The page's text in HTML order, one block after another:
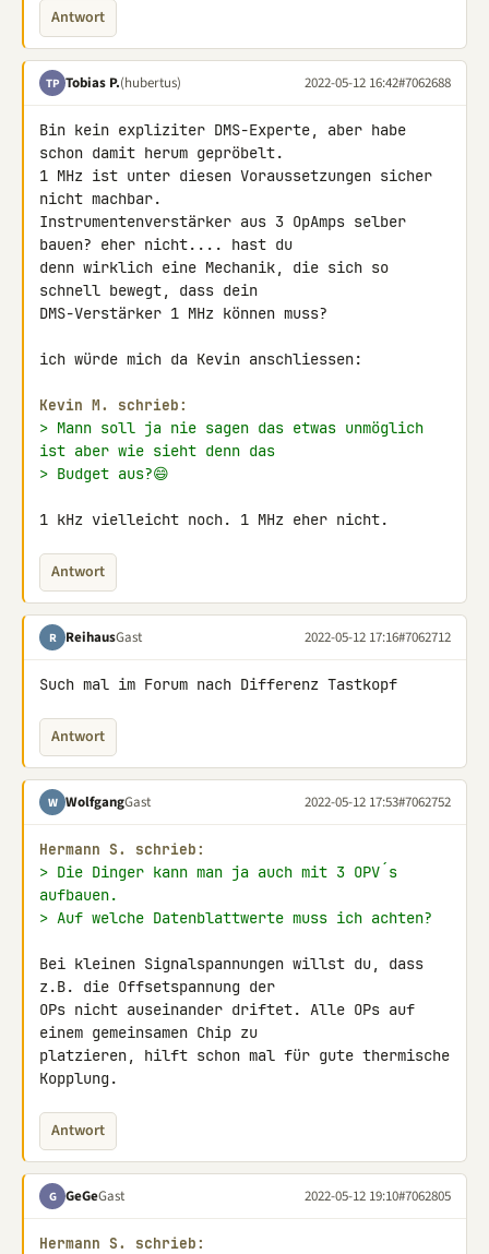
Antwort
TP Tobias P.(hubertus) 2022-05-12 16:42#7062688
Bin kein expliziter DMS-Experte, aber habe
schon damit herum gepröbelt.
1 MHz ist unter diesen Voraussetzungen sicher
nicht machbar.
Instrumentenverstärker aus 3 OpAmps selber
bauen? eher nicht.... hast du
denn wirklich eine Mechanik, die sich so
schnell bewegt, dass dein
DMS-Verstärker 1 MHz können muss?
ich würde mich da Kevin anschliessen:
Kevin M. schrieb:
> Mann soll ja nie sagen das etwas unmöglich
ist aber wie sieht denn das
> Budget aus?😄
1 kHz vielleicht noch. 1 MHz eher nicht.
Antwort
R ReihausGast 2022-05-12 17:16#7062712
Such mal im Forum nach Differenz Tastkopf
Antwort
W WolfgangGast 2022-05-12 17:53#7062752
Hermann S. schrieb:
> Die Dinger kann man ja auch mit 3 OPV´s
aufbauen.
> Auf welche Datenblattwerte muss ich achten?
Bei kleinen Signalspannungen willst du, dass
z.B. die Offsetspannung der
OPs nicht auseinander driftet. Alle OPs auf
einem gemeinsamen Chip zu
platzieren, hilft schon mal für gute thermische
Kopplung.
Antwort
G GeGeGast 2022-05-12 19:10#7062805
Hermann S. schrieb: